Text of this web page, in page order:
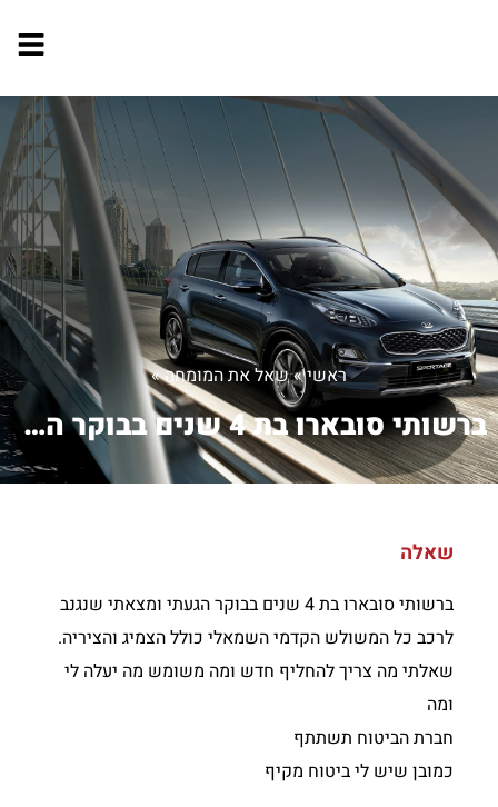
ראשי»שאל את המומחה»
ברשותי סובארו בת 4 שנים בבוקר הגעתי ו...
שאלה
ברשותי סובארו בת 4 שנים בבוקר הגעתי ומצאתי שנגנב
לרכב כל המשולש הקדמי השמאלי כולל הצמיג והציריה.
שאלתי מה צריך להחליף חדש ומה משומש מה יעלה לי
ומה
חברת הביטוח תשתתף
כמובן שיש לי ביטוח מקיף